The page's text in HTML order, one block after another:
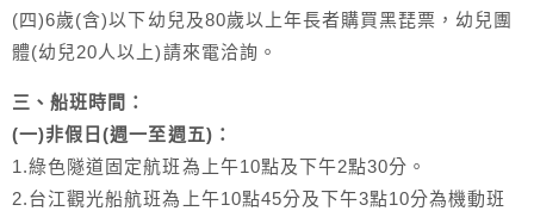
(四)6歲(含)以下幼兒及80歲以上年長者購買黑琵票，幼兒團
體(幼兒20人以上)請來電洽詢。
三、船班時間：
(一)非假日(週一至週五)：
1.綠色隧道固定航班為上午10點及下午2點30分。
2.台江觀光船航班為上午10點45分及下午3點10分為機動班